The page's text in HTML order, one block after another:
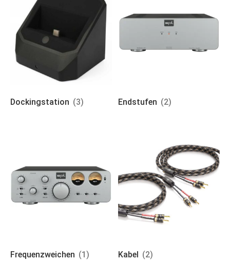
Dockingstation (3) Endstufen (2)
Frequenzweichen (1) Kabel (2)